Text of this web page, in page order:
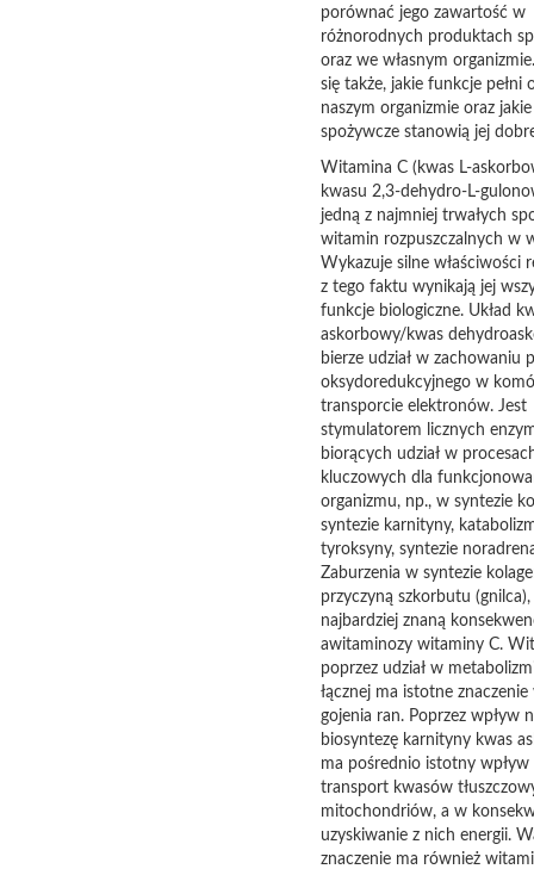
porównać jego zawartość w
różnorodnych produktach
oraz we własnym
się także, jakie funkcje pełni
naszym organizmie oraz
spożywcze stanowią jej
Witamina C (kwas L-
kwasu 2,3-dehydro-L-
jedną z najmniej trwałych
witamin rozpuszczalnych w
Wykazuje silne właściwości
z tego faktu wynikają jej
funkcje biologiczne. Układ
askorbowy/kwas
bierze udział w zachowaniu
oksydoredukcyjnego w
transporcie elektronów. Jest
stymulatorem licznych
biorących udział w
kluczowych dla
organizmu, np., w syntezie
syntezie karnityny,
tyroksyny, syntezie
Zaburzenia w syntezie
przyczyną szkorbutu
najbardziej znaną
awitaminozy witaminy C.
poprzez udział w
łącznej ma istotne
gojenia ran. Poprzez wpływ
biosyntezę karnityny kwas
ma pośrednio istotny wpływ
transport kwasów
mitochondriów, a w
uzyskiwanie z nich energii.
znaczenie ma również